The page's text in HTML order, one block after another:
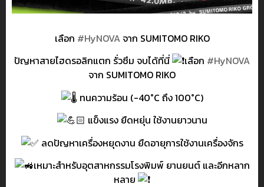
เลือก #HyNOVAจาก SUMITOMO RIKO
ปัญหาสายไฮดรอลิกแตก รั่วซึม จบได้ที่นี่
เลือก #HyNOVA
จาก SUMITOMO RIKO
ทนความร้อน (-40°C ถึง 100°C)
แข็งแรง ยืดหยุ่น ใช้งานยาวนาน
ลดปัญหาเครื่องหยุดงาน ยืดอายุการใช้งานเครื่องจักร
เหมาะสำหรับอุตสาหกรรมโรงพิมพ์ ยานยนต์ และอีกหลาก
หลาย